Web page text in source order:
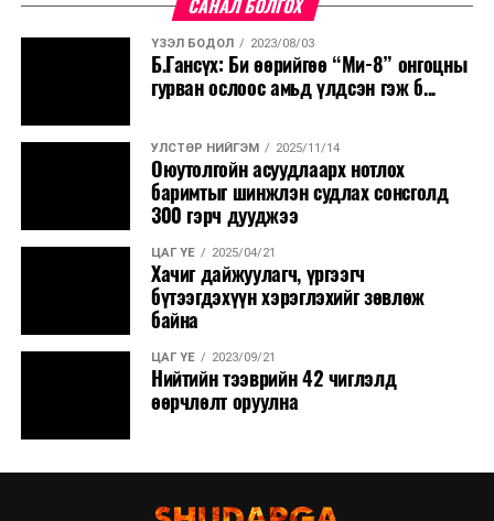
САНАЛ БОЛГОХ
ҮЗЭЛ БОДОЛ 2023/08/03
Б.Гансүх: Би өөрийгөө “Ми-8” онгоцны
гурван ослоос амьд үлдсэн гэж б...
УЛСТӨР НИЙГЭМ 2025/11/14
Оюутолгойн асуудлаарх нотлох
баримтыг шинжлэн судлах сонсголд
300 гэрч дууджээ
ЦАГ ҮЕ 2025/04/21
Хачиг дайжуулагч, үргээгч
бүтээгдэхүүн хэрэглэхийг зөвлөж
байна
ЦАГ ҮЕ 2023/09/21
Нийтийн тээврийн 42 чиглэлд
өөрчлөлт оруулна